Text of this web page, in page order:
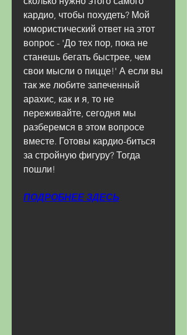
кардио, чтобы похудеть? Мой
юмористический ответ на этот
вопрос - 'До тех пор, пока не
станешь бегать быстрее, чем
свои мысли о пицце!' А если вы
так же любите запеченный
арахис, как и я, то не
переживайте, сегодня мы
разберемся в этом вопросе
вместе. Готовы кардио-биться
за стройную фигуру? Тогда
пошли!
ПОДРОБНЕЕ ЗДЕСЬ